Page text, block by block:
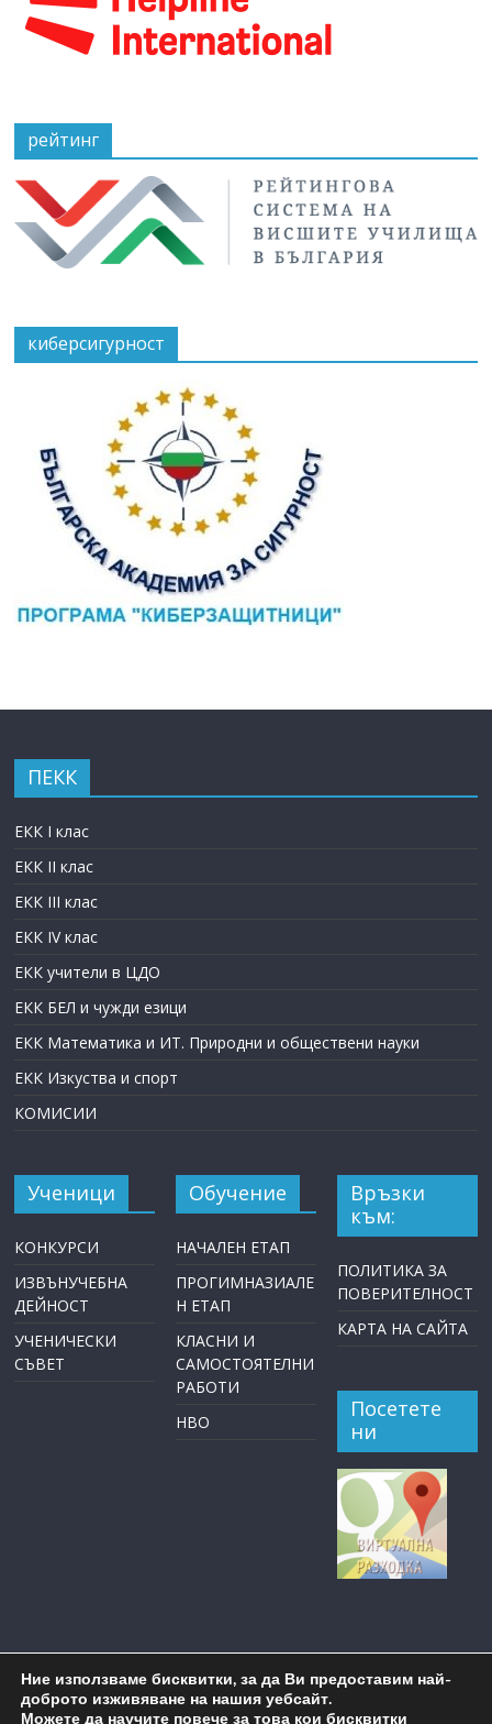
рейтинг
киберсигурност
ПЕКК
ЕКК I клас
ЕКК II клас
ЕКК III клас
ЕКК IV клас
ЕКК учители в ЦДО
ЕКК БЕЛ и чужди езици
ЕКК Математика и ИТ. Природни и обществени науки
ЕКК Изкуства и спорт
КОМИСИИ
Ученици
КОНКУРСИ
ИЗВЪНУЧЕБНА
ДЕЙНОСТ
УЧЕНИЧЕСКИ
СЪВЕТ
Обучение
НАЧАЛЕН ЕТАП
ПРОГИМНАЗИАЛЕ
Н ЕТАП
КЛАСНИ И
САМОСТОЯТЕЛНИ
РАБОТИ
НВО
Връзки
към:
ПОЛИТИКА ЗА
ПОВЕРИТЕЛНОСТ
КАРТА НА САЙТА
Посетете
ни
Ние използваме бисквитки, за да Ви предоставим най-
доброто изживяване на нашия уебсайт.
Можете да научите повече за това кои бисквитки